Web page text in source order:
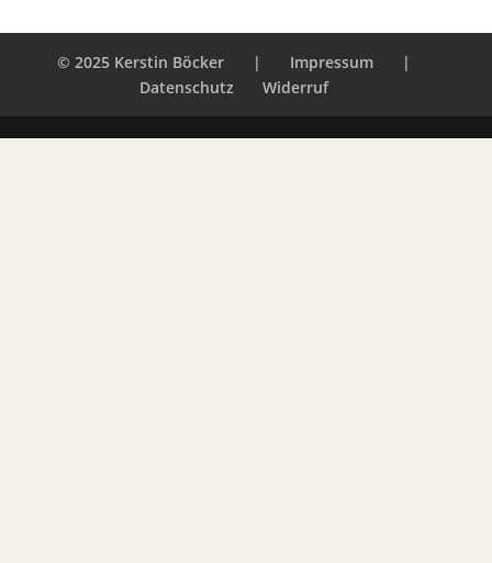
© 2025 Kerstin Böcker | Impressum
|
Datenschutz
Widerruf